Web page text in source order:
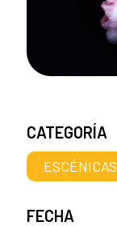
CATEGORÍA
ESCÉNICAS
FECHA